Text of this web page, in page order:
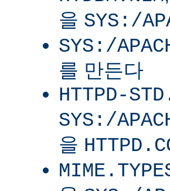
을 SYS:/
SYS:/
를 만든다
HTTPD-
SYS:/
을